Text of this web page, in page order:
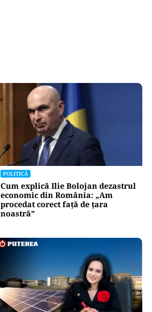
POLITICĂ
Cum explică Ilie Bolojan dezastrul
economic din România: „Am
procedat corect față de țara
noastră”